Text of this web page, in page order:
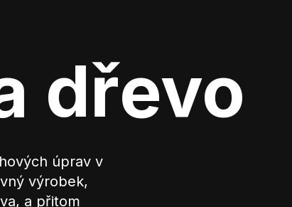
dřevo
úprav v
výrobek,
a přitom